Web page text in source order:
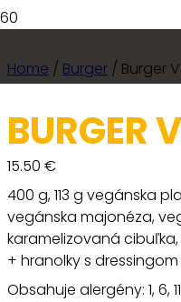
Home / Burger / Burger
BURGER
15.50 €
400 g, 113 g vegánska
vegánska majonéza,
karamelizovaná
+ hranolky s dressingom
Obsahuje alergény: 1, 6, 11